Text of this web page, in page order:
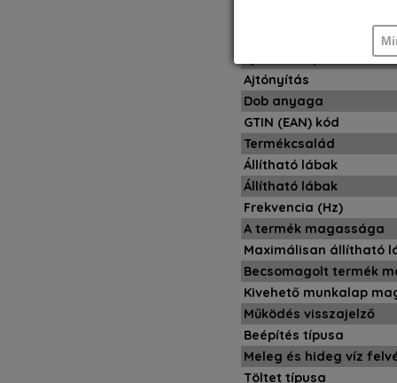
Ajtónyítás
Dob anyaga
GTIN (EAN) kód
Termékcsalád
Állítható lábak
Állítható lábak
Frekvencia (Hz)
A termék magassága
Maximálisan állítható
Becsomagolt termék
Kivehető munkalap
Működés visszajelző
Beépítés típusa
Meleg és hideg víz
Töltet típusa